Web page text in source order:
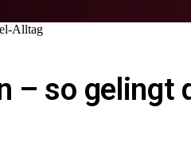
Alltag
– so gelingt